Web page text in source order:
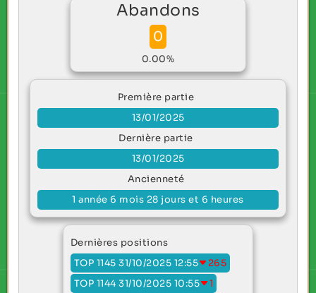
Abandons
0
0.00%
Première partie
13/01/2025
Dernière partie
13/01/2025
Ancienneté
1 année 6 mois 28 jours et 6 heures
Dernières positions
TOP 1145 31/10/2025 12:55
265
TOP 1144 31/10/2025 10:55
1